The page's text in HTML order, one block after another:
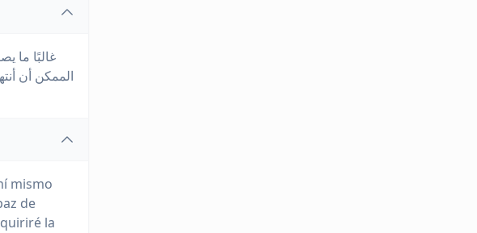
غالبًا ما
الممكن أن
mismo
de
la